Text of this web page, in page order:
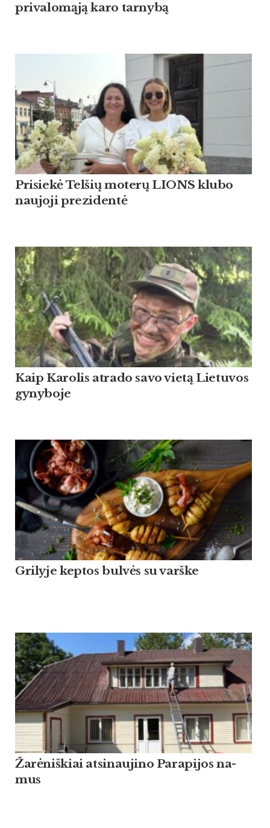
pri­va­lomąją ka­ro tar­nybą
Pri­siekė Tel­šių mo­terų LIONS klu­bo
nau­jo­ji pre­zi­dentė
Kaip Ka­ro­lis at­ra­do sa­vo vietą Lie­tu­vos
gy­ny­bo­je
Grilyje keptos bulvės su varške
Žarė­niš­kiai at­si­nau­ji­no Pa­ra­pi­jos na­
mus